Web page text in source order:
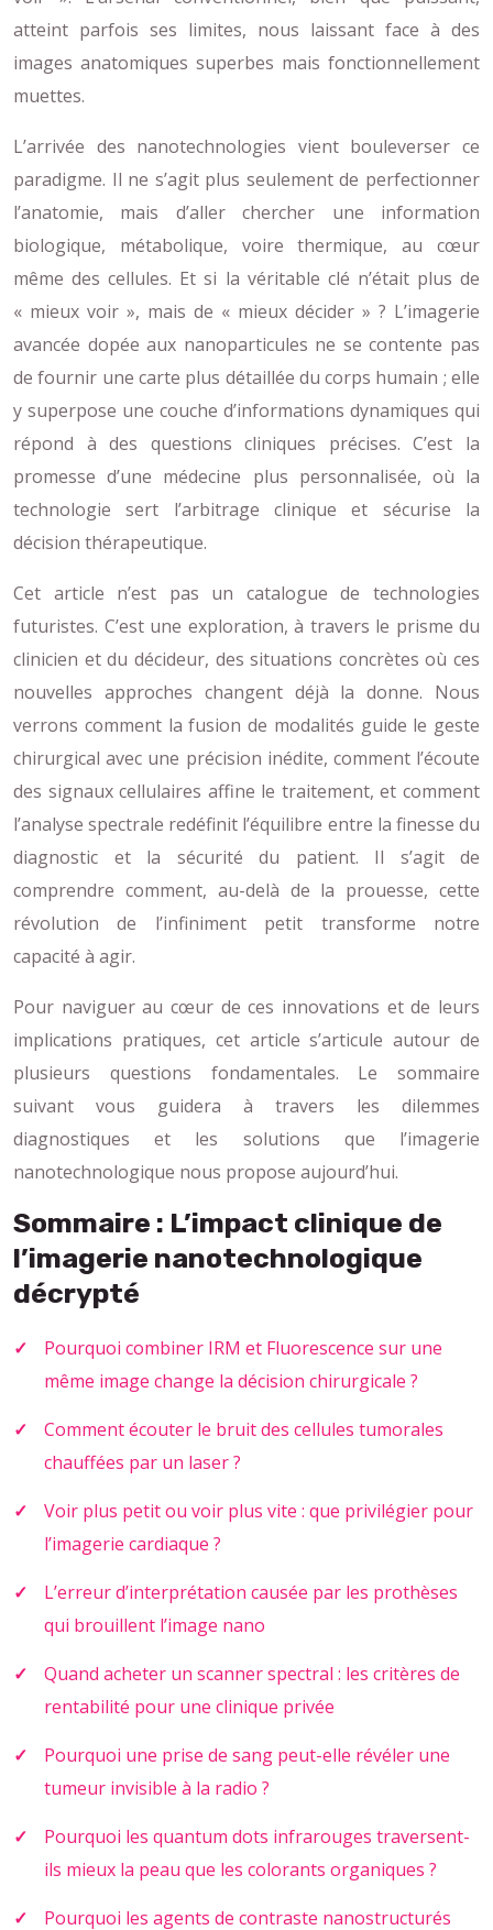
atteint parfois ses limites, nous laissant face à des
images anatomiques superbes mais fonctionnellement
muettes.
L’arrivée des nanotechnologies vient bouleverser ce
paradigme. Il ne s’agit plus seulement de perfectionner
l’anatomie, mais d’aller chercher une information
biologique, métabolique, voire thermique, au cœur
même des cellules. Et si la véritable clé n’était plus de
« mieux voir », mais de « mieux décider » ? L’imagerie
avancée dopée aux nanoparticules ne se contente pas
de fournir une carte plus détaillée du corps humain ; elle
y superpose une couche d’informations dynamiques qui
répond à des questions cliniques précises. C’est la
promesse d’une médecine plus personnalisée, où la
technologie sert l’arbitrage clinique et sécurise la
décision thérapeutique.
Cet article n’est pas un catalogue de technologies
futuristes. C’est une exploration, à travers le prisme du
clinicien et du décideur, des situations concrètes où ces
nouvelles approches changent déjà la donne. Nous
verrons comment la fusion de modalités guide le geste
chirurgical avec une précision inédite, comment l’écoute
des signaux cellulaires affine le traitement, et comment
l’analyse spectrale redéfinit l’équilibre entre la finesse du
diagnostic et la sécurité du patient. Il s’agit de
comprendre comment, au-delà de la prouesse, cette
révolution de l’infiniment petit transforme notre
capacité à agir.
Pour naviguer au cœur de ces innovations et de leurs
implications pratiques, cet article s’articule autour de
plusieurs questions fondamentales. Le sommaire
suivant vous guidera à travers les dilemmes
diagnostiques et les solutions que l’imagerie
nanotechnologique nous propose aujourd’hui.
Sommaire : L’impact clinique de
l’imagerie nanotechnologique
décrypté
Pourquoi combiner IRM et Fluorescence sur une
même image change la décision chirurgicale ?
Comment écouter le bruit des cellules tumorales
chauffées par un laser ?
Voir plus petit ou voir plus vite : que privilégier pour
l’imagerie cardiaque ?
L’erreur d’interprétation causée par les prothèses
qui brouillent l’image nano
Quand acheter un scanner spectral : les critères de
rentabilité pour une clinique privée
Pourquoi une prise de sang peut-elle révéler une
tumeur invisible à la radio ?
Pourquoi les quantum dots infrarouges traversent-
ils mieux la peau que les colorants organiques ?
Pourquoi les agents de contraste nanostructurés